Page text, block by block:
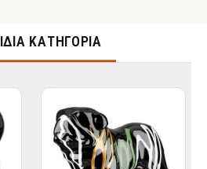
ΚΑΤΗΓΟΡΊΑ